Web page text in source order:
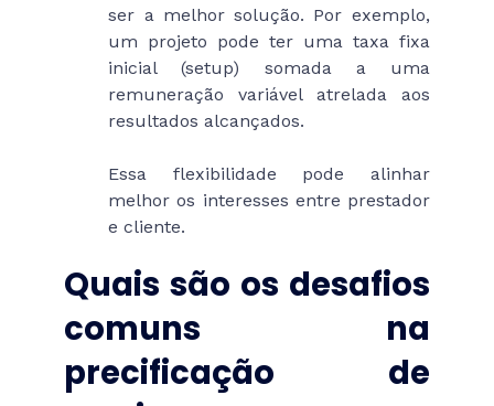
ser a melhor solução. Por exemplo,
um projeto pode ter uma taxa fixa
inicial (setup) somada a uma
remuneração variável atrelada aos
resultados alcançados.
Essa flexibilidade pode alinhar
melhor os interesses entre prestador
e cliente.
Quais são os desafios
comuns na
precificação de